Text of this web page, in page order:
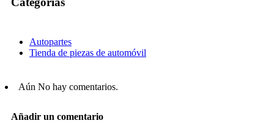
Autopartes
Tienda de piezas de automóvil
Aún No hay comentarios.
Añadir un comentario